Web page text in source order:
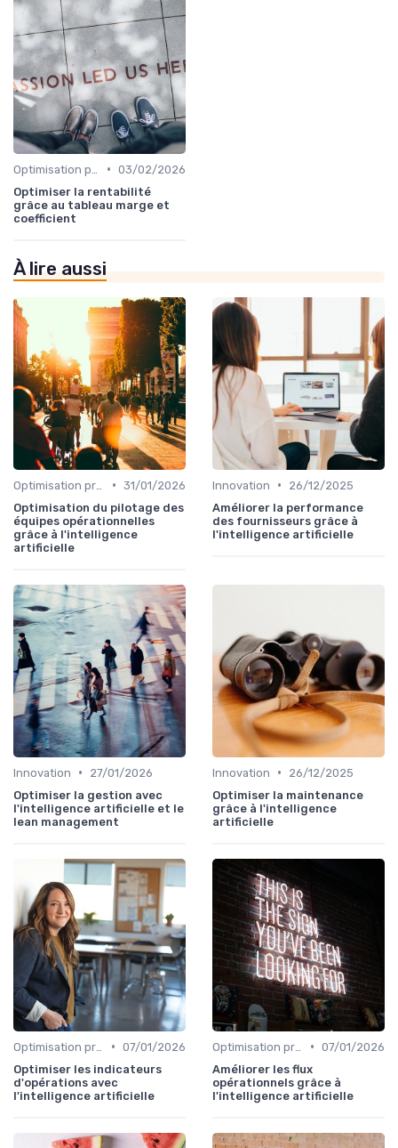
• 03/02/2026
Optimiser la rentabilité
grâce au tableau marge et
coefficient
À lire aussi
• 31/01/2026
Optimisation du pilotage des
équipes opérationnelles
grâce à l'intelligence
artificielle
Innovation •
26/12/2025
Améliorer la performance
des fournisseurs grâce à
l'intelligence artificielle
Innovation •
27/01/2026
Optimiser la gestion avec
l'intelligence artificielle et le
lean management
Innovation •
26/12/2025
Optimiser la maintenance
grâce à l'intelligence
artificielle
• 07/01/2026
Optimiser les indicateurs
d'opérations avec
l'intelligence artificielle
• 07/01/2026
Améliorer les flux
opérationnels grâce à
l'intelligence artificielle